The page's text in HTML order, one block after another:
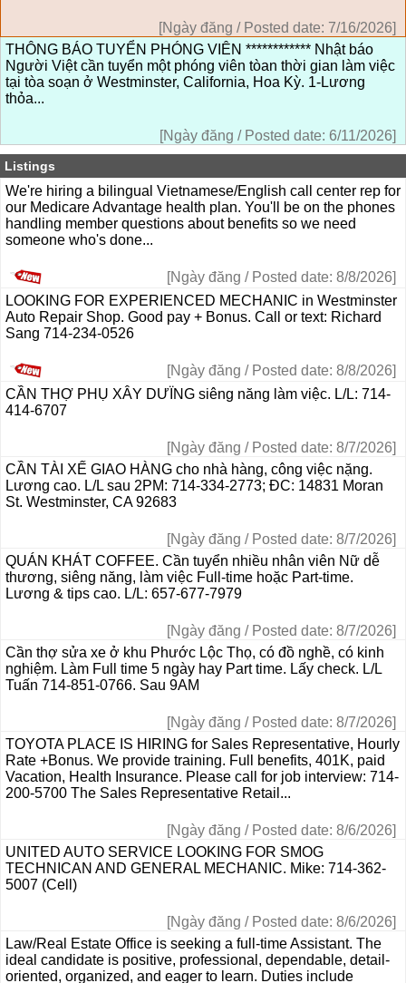
[Ngày đăng / Posted date: 7/16/2026]
THÔNG BÁO TUYỂN PHÓNG VIÊN ************ Nhật báo
Người Việt cần tuyển một phóng viên tòan thời gian làm việc
tại tòa soạn ở Westminster, California, Hoa Kỳ. 1-Lương
thỏa...
[Ngày đăng / Posted date: 6/11/2026]
Listings
We're hiring a bilingual Vietnamese/English call center rep for
our Medicare Advantage health plan. You'll be on the phones
handling member questions about benefits so we need
someone who's done...
[Ngày đăng / Posted date: 8/8/2026]
LOOKING FOR EXPERIENCED MECHANIC in Westminster
Auto Repair Shop. Good pay + Bonus. Call or text: Richard
Sang 714-234-0526
[Ngày đăng / Posted date: 8/8/2026]
CẦN THỢ PHỤ XÂY DƯÏNG siêng năng làm việc. L/L: 714-
414-6707
[Ngày đăng / Posted date: 8/7/2026]
CẦN TÀI XẾ GIAO HÀNG cho nhà hàng, công việc nặng.
Lương cao. L/L sau 2PM: 714-334-2773; ĐC: 14831 Moran
St. Westminster, CA 92683
[Ngày đăng / Posted date: 8/7/2026]
QUÁN KHÁT COFFEE. Cần tuyển nhiều nhân viên Nữ dễ
thương, siêng năng, làm việc Full-time hoặc Part-time.
Lương & tips cao. L/L: 657-677-7979
[Ngày đăng / Posted date: 8/7/2026]
Cần thợ sửa xe ở khu Phước Lộc Thọ, có đồ nghề, có kinh
nghiệm. Làm Full time 5 ngày hay Part time. Lấy check. L/L
Tuấn 714-851-0766. Sau 9AM
[Ngày đăng / Posted date: 8/7/2026]
TOYOTA PLACE IS HIRING for Sales Representative, Hourly
Rate +Bonus. We provide training. Full benefits, 401K, paid
Vacation, Health Insurance. Please call for job interview: 714-
200-5700 The Sales Representative Retail...
[Ngày đăng / Posted date: 8/6/2026]
UNITED AUTO SERVICE LOOKING FOR SMOG
TECHNICAN AND GENERAL MECHANIC. Mike: 714-362-
5007 (Cell)
[Ngày đăng / Posted date: 8/6/2026]
Law/Real Estate Office is seeking a full-time Assistant. The
ideal candidate is positive, professional, dependable, detail-
oriented, organized, and eager to learn. Duties include